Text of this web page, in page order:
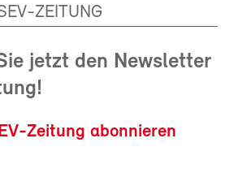
ZEITUNG
jetzt den Newsletter
Zeitung abonnieren